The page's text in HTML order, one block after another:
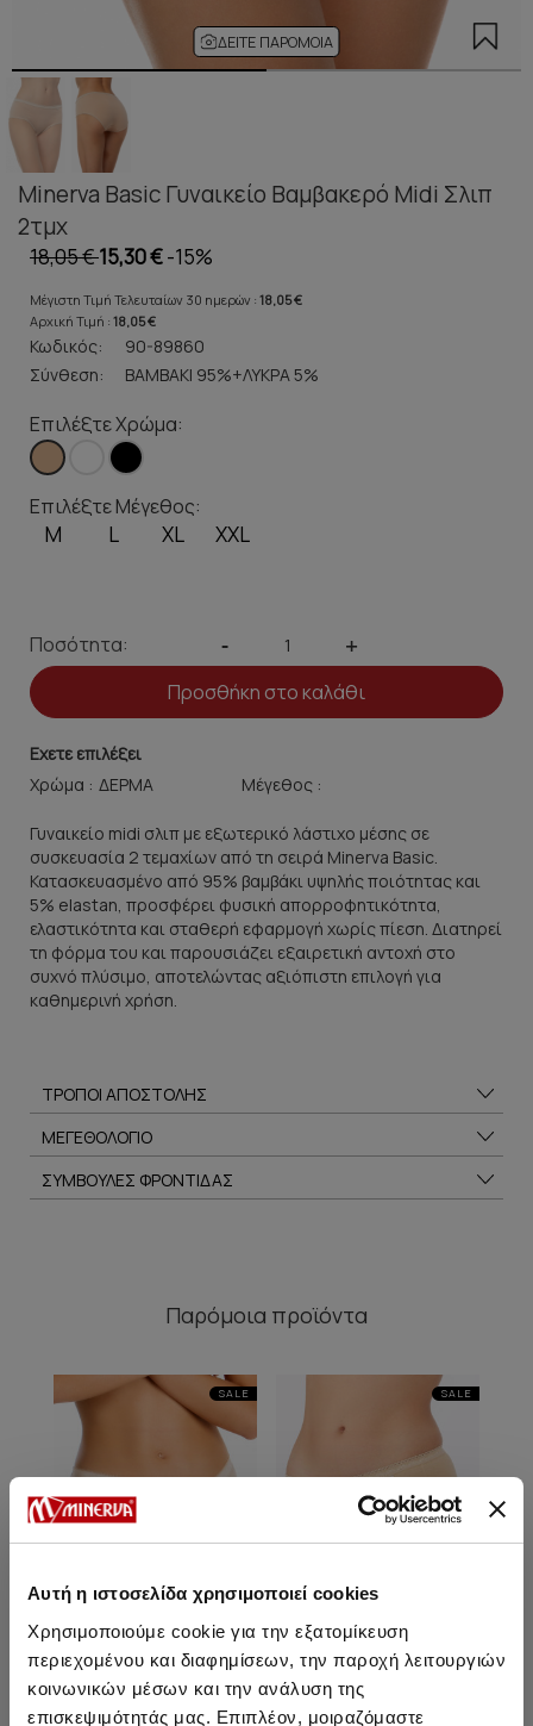
Αυτή η ιστοσελίδα χρησιμοποιεί cookies
Χρησιμοποιούμε cookie για την εξατομίκευση
περιεχομένου και διαφημίσεων, την παροχή λειτουργιών
κοινωνικών μέσων και την ανάλυση της
επισκεψιμότητάς μας. Επιπλέον, μοιραζόμαστε
ΔΕΊΤΕ ΠΑΡΌΜΟΙΑ
Minerva Basic Γυναικείο Βαμβακερό Midi Σλιπ
2τμχ
18,05 €15,30 €-15%
Μέγιστη Τιμή Τελευταίων 30 ημερών : 18,05 €
Αρχική Τιμή : 18,05 €
Κωδικός:
90-89860
Σύνθεση:
BΑΜΒΑΚΙ 95%+ΛΥΚΡΑ 5%
Επιλέξτε Χρώμα:
Επιλέξτε Μέγεθος:
M L XL XXL
Ποσότητα: - +
Προσθήκη στο καλάθι
Εχετε επιλέξει
Χρώμα :
Μέγεθος :
Γυναικείο midi σλιπ με εξωτερικό λάστιχο μέσης σε
συσκευασία 2 τεμαχίων από τη σειρά Minerva Basic.
Κατασκευασμένο από 95% βαμβάκι υψηλής ποιότητας και
5% elastan, προσφέρει φυσική απορροφητικότητα,
ελαστικότητα και σταθερή εφαρμογή χωρίς πίεση. Διατηρεί
τη φόρμα του και παρουσιάζει εξαιρετική αντοχή στο
συχνό πλύσιμο, αποτελώντας αξιόπιστη επιλογή για
καθημερινή χρήση.
ΤΡΟΠΟΙ ΑΠΟΣΤΟΛΗΣ
ΜΕΓΕΘΟΛΟΓΙΟ
ΣΥΜΒΟΥΛΕΣ ΦΡΟΝΤΙΔΑΣ
Παρόμοια προϊόντα
SALE
Minerva Basic Γυναικείο
SALE
Minerva Basic Γυναικείο